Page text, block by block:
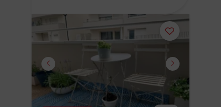
Ajouter
ou
supprimer
le